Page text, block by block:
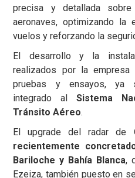
precisa y detallada
aeronaves, optimizando
vuelos y reforzando la
El desarrollo y la
realizados por la empresa
pruebas y ensayos, ya
integrado al Sistema
Tránsito Aéreo.
El upgrade del radar de
recientemente
Bariloche y Bahía Blanca,
Ezeiza, también puesto en